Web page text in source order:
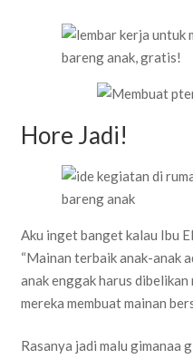
Hore Jadi!
Aku inget banget kalau Ibu
“Mainan terbaik anak-anak
anak enggak harus
mereka membuat mainan
Rasanya jadi malu gimanaa